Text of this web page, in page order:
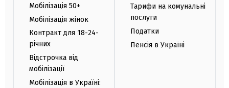
Мобілізація 50+
Мобілізація жінок
Контракт для 18-24-
річних
Відстрочка від
мобілізації
Мобілізація в Україні:
Тарифи на комунальні
послуги
Податки
Пенсія в Україні